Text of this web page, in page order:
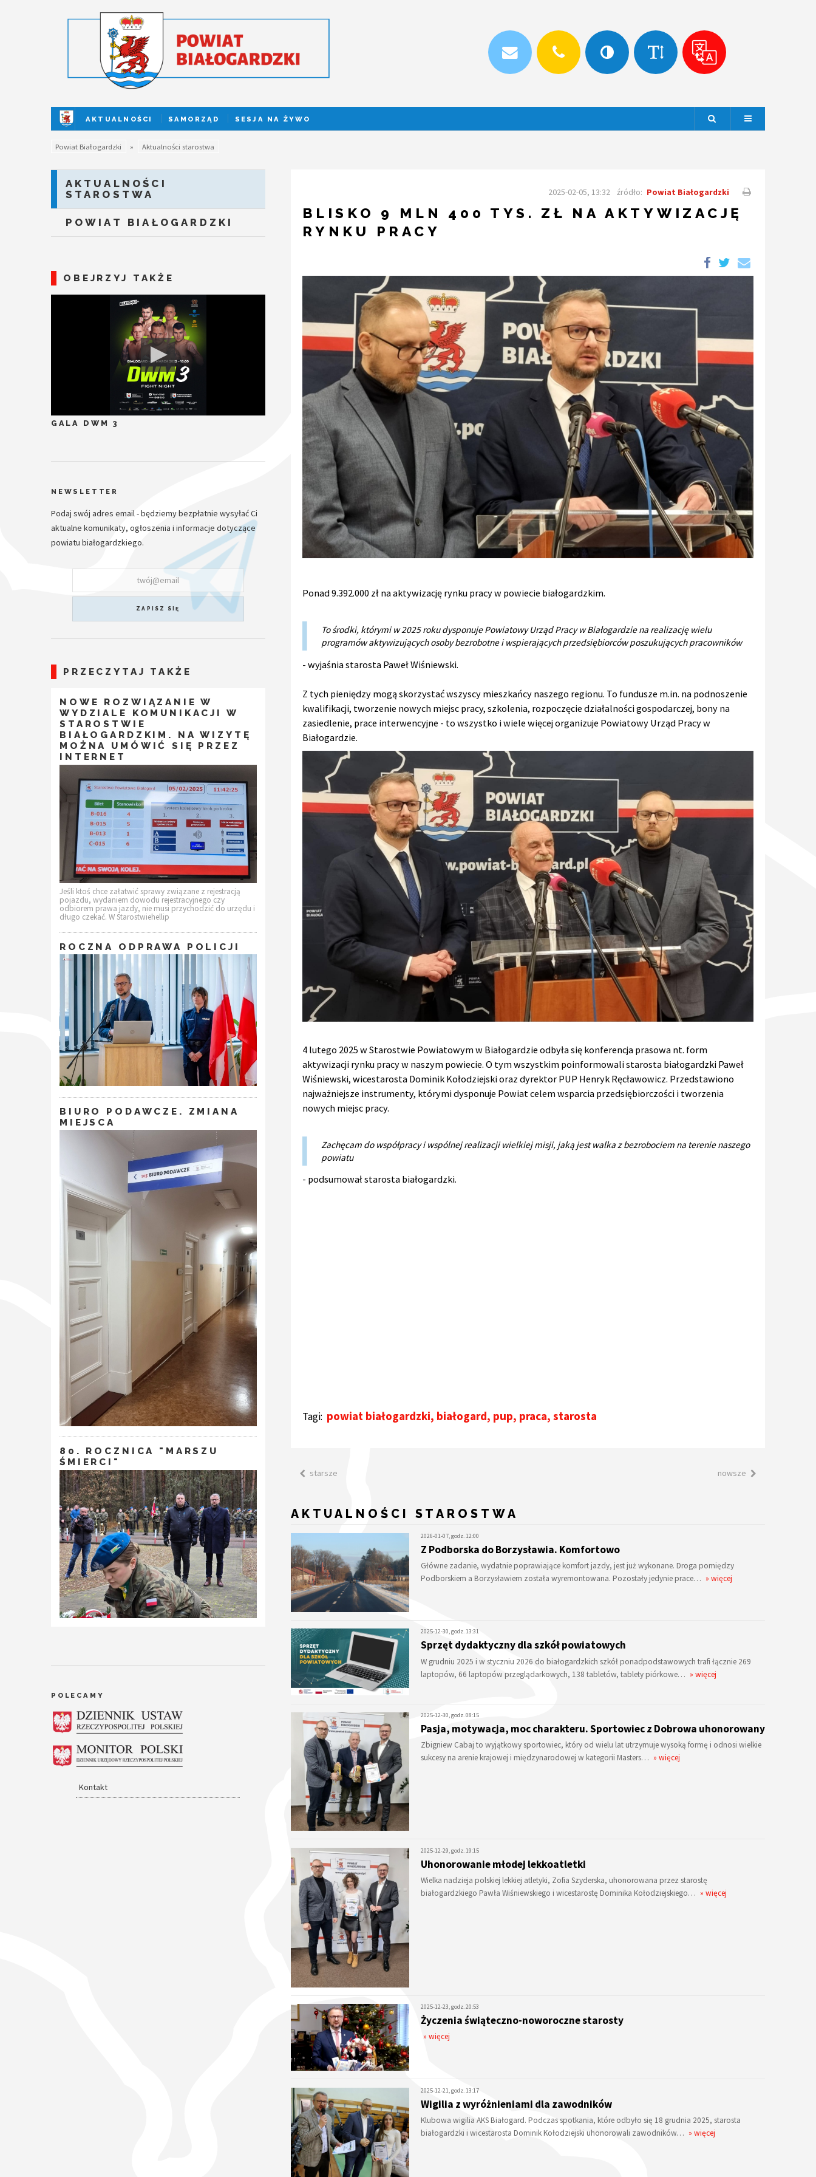
AKTUALNOŚCI SAMORZĄD SESJA NA ŻYWO Szukaj
Powiat Białogardzki » Aktualności starostwa
2025-02-05, 13:32 źródło: Powiat Białogardzki
BLISKO 9 MLN 400 TYS. ZŁ NA AKTYWIZACJĘ
RYNKU PRACY
Ponad 9.392.000 zł na aktywizację rynku pracy w powiecie białogardzkim.
To środki, którymi w 2025 roku dysponuje Powiatowy Urząd Pracy w Białogardzie na realizację wielu
programów aktywizujących osoby bezrobotne i wspierających przedsiębiorców poszukujących pracowników
- wyjaśnia starosta Paweł Wiśniewski.
Z tych pieniędzy mogą skorzystać wszyscy mieszkańcy naszego regionu. To fundusze m.in. na podnoszenie
kwalifikacji, tworzenie nowych miejsc pracy, szkolenia, rozpoczęcie działalności gospodarczej, bony na
zasiedlenie, prace interwencyjne - to wszystko i wiele więcej organizuje Powiatowy Urząd Pracy w
Białogardzie.
4 lutego 2025 w Starostwie Powiatowym w Białogardzie odbyła się konferencja prasowa nt. form
aktywizacji rynku pracy w naszym powiecie. O tym wszystkim poinformowali starosta białogardzki Paweł
Wiśniewski, wicestarosta Dominik Kołodziejski oraz dyrektor PUP Henryk Ręcławowicz. Przedstawiono
najważniejsze instrumenty, którymi dysponuje Powiat celem wsparcia przedsiębiorczości i tworzenia
nowych miejsc pracy.
Zachęcam do współpracy i wspólnej realizacji wielkiej misji, jaką jest walka z bezrobociem na terenie naszego
powiatu
- podsumował starosta białogardzki.
Tagi: powiat białogardzki, białogard, pup, praca,starosta
starsze nowsze
AKTUALNOŚCI STAROSTWA
2026-01-07, godz. 12:00
Z Podborska do Borzysławia. Komfortowo
Główne zadanie, wydatnie poprawiające komfort jazdy, jest już wykonane. Droga pomiędzy
Podborskiem a Borzysławiem została wyremontowana. Pozostały jedynie prace… » więcej
2025-12-30, godz. 13:31
Sprzęt dydaktyczny dla szkół powiatowych
W grudniu 2025 i w styczniu 2026 do białogardzkich szkół ponadpodstawowych trafi łącznie 269
laptopów, 66 laptopów przeglądarkowych, 138 tabletów, tablety piórkowe… » więcej
2025-12-30, godz. 08:15
Pasja, motywacja, moc charakteru. Sportowiec z Dobrowa uhonorowany
Zbigniew Cabaj to wyjątkowy sportowiec, który od wielu lat utrzymuje wysoką formę i odnosi wielkie
sukcesy na arenie krajowej i międzynarodowej w kategorii Masters… » więcej
2025-12-29, godz. 19:15
Uhonorowanie młodej lekkoatletki
Wielka nadzieja polskiej lekkiej atletyki, Zofia Szyderska, uhonorowana przez starostę
białogardzkiego Pawła Wiśniewskiego i wicestarostę Dominika Kołodziejskiego… » więcej
2025-12-23, godz. 20:53
Życzenia świąteczno-noworoczne starosty
» więcej
2025-12-21, godz. 13:17
Wigilia z wyróżnieniami dla zawodników
Klubowa wigilia AKS Białogard. Podczas spotkania, które odbyło się 18 grudnia 2025, starosta
białogardzki i wicestarosta Dominik Kołodziejski uhonorowali zawodników… » więcej
AKTUALNOŚCI
STAROSTWA
POWIAT BIAŁOGARDZKI
OBEJRZYJ TAKŻE
GALA DWM 3
NEWSLETTER
Podaj swój adres email - będziemy bezpłatnie wysyłać Ci
aktualne komunikaty, ogłoszenia i informacje dotyczące
powiatu białogardzkiego.
ZAPISZ SIĘ
PRZECZYTAJ TAKŻE
NOWE ROZWIĄZANIE W
WYDZIALE KOMUNIKACJI W
STAROSTWIE
BIAŁOGARDZKIM. NA WIZYTĘ
MOŻNA UMÓWIĆ SIĘ PRZEZ
INTERNET
Jeśli ktoś chce załatwić sprawy związane z rejestracją
pojazdu, wydaniem dowodu rejestracyjnego czy
odbiorem prawa jazdy, nie musi przychodzić do urzędu i
długo czekać. W Starostwiehellip
ROCZNA ODPRAWA POLICJI
BIURO PODAWCZE. ZMIANA
MIEJSCA
80. ROCZNICA "MARSZU
ŚMIERCI"
POLECAMY
Kontakt